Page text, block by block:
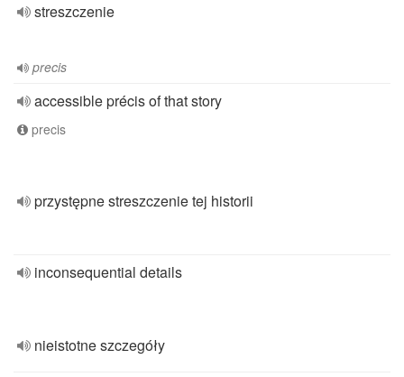
streszczenie
precis
accessible précis of that story
precis
przystępne streszczenie tej historii
inconsequential details
nieistotne szczegóły